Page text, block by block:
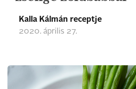
Kalla Kálmán receptje
2020. április 27.